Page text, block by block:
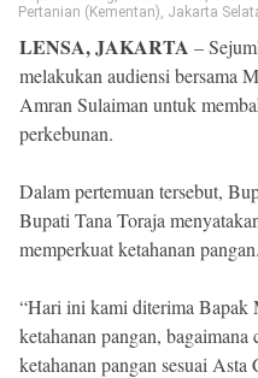
Pertanian (Kementan), Jakarta
LENSA, JAKARTA –
melakukan audiensi bersama
Amran Sulaiman untuk
perkebunan.
Dalam pertemuan tersebut,
Bupati Tana Toraja
memperkuat ketahanan pangan.
“Hari ini kami diterima Bapak
ketahanan pangan,
ketahanan pangan sesuai Asta